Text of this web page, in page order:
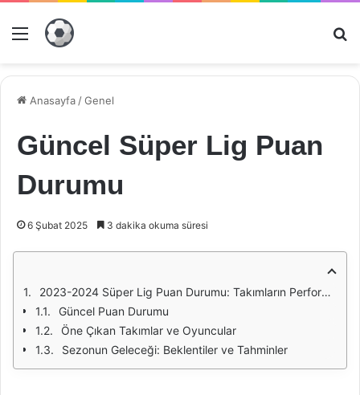
Menü
Anasayfa /Genel
Güncel Süper Lig Puan
Durumu
6 Şubat 2025 3 dakika okuma süresi
2023-2024 Süper Lig Puan Durumu: Takımların Performansı ve Analiz
Güncel Puan Durumu
Öne Çıkan Takımlar ve Oyuncular
Sezonun Geleceği: Beklentiler ve Tahminler